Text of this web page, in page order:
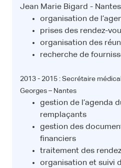
Jean Marie Bigard - Nantes
organisation de
prises des rendez-
organisation des
recherche de
2013 - 2015 : Secrétaire
Georges – Nantes
gestion de l’agenda
remplaçants
gestion des
financiers
traitement des
organisation et suivi